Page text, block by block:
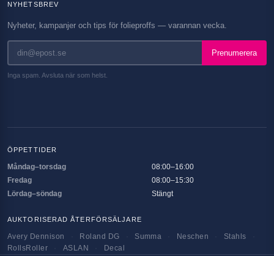
NYHETSBREV
Nyheter, kampanjer och tips för folieproffs — varannan vecka.
Prenumerera
Inga spam. Avsluta när som helst.
ÖPPETTIDER
Måndag–torsdag
08:00–16:00
Fredag
08:00–15:30
Lördag–söndag
Stängt
AUKTORISERAD ÅTERFÖRSÄLJARE
Avery Dennison Roland DG Summa Neschen Stahls
RollsRoller
ASLAN Decal